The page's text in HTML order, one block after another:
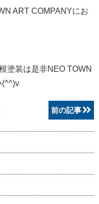
ART COMPANYにお
塗装は是非NEO TOWN
(^^)v
前の記事